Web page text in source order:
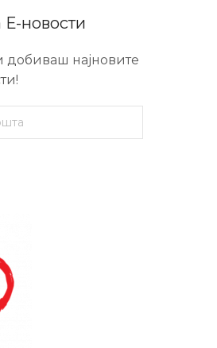
Е-новости
добиваш најновите